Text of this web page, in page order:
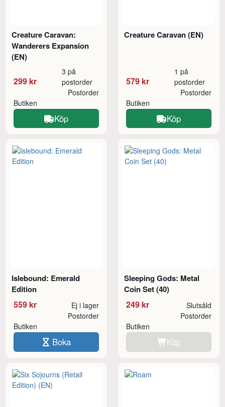
Creature Caravan:
Wanderers Expansion
(EN)
299 kr
3 på
postorder
Butiken
Postorder
Köp
Creature Caravan (EN)
579 kr
1 på
postorder
Butiken
Postorder
Köp
Islebound: Emerald
Edition
559 kr Ej i lager
Butiken
Postorder
Boka
Sleeping Gods: Metal
Coin Set (40)
249 kr Slutsåld
Butiken
Postorder
Köp